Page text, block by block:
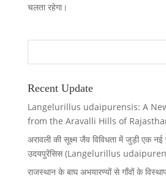
चलता रहेगा।
Recent Update
Langelurillus udaipurensis: A
from the Aravalli Hills of
अरावली की सूक्ष्म जैव विविधता में जुड़ी एक
उदयपुरेंसिस (Langelurillus
राजस्थान के बाघ अभयारण्यों से गाँवों के